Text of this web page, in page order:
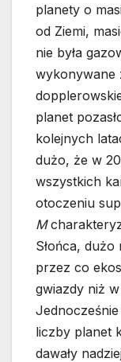
planety o
od Ziemi,
nie była
wykonywane
planet
kolejnych
dużo, że w
wszystkich
otoczeniu
M
Słońca,
przez co
gwiazdy niż
liczby planet
dawały